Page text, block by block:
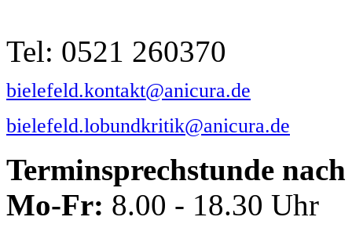
Tel: 0521 260370
bielefeld.kontakt@anicura.de
bielefeld.lobundkritik@anicura.de
Terminsprechstunde
Mo-Fr: 8.00 - 18.30 Uhr